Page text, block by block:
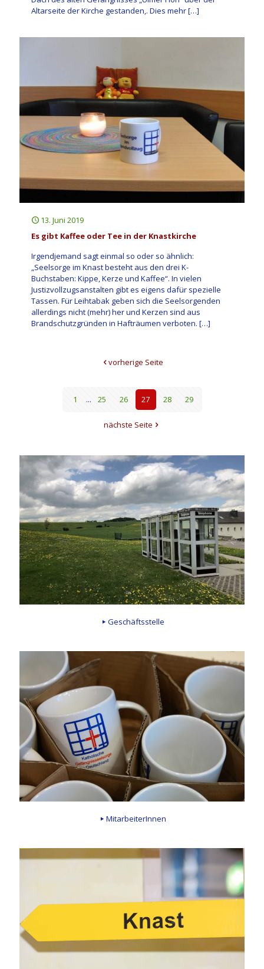
Altarseite der Kirche gestanden,. Dies mehr[…]
13. Juni 2019
Es gibt Kaffee oder Tee in der Knastkirche
Irgendjemand sagt einmal so oder so ähnlich:
„Seelsorge im Knast besteht aus den drei K-
Buchstaben: Kippe, Kerze und Kaffee“. In vielen
Justizvollzugsanstalten gibt es eigens dafür spezielle
Tassen. Für Leihtabak geben sich die Seelsorgenden
allerdings nicht (mehr) her und Kerzen sind aus
Brandschutzgründen in Hafträumen verboten. […]
vorherige Seite
1 ... 25 26 27 28 29
nächste Seite
Geschäftsstelle
MitarbeiterInnen